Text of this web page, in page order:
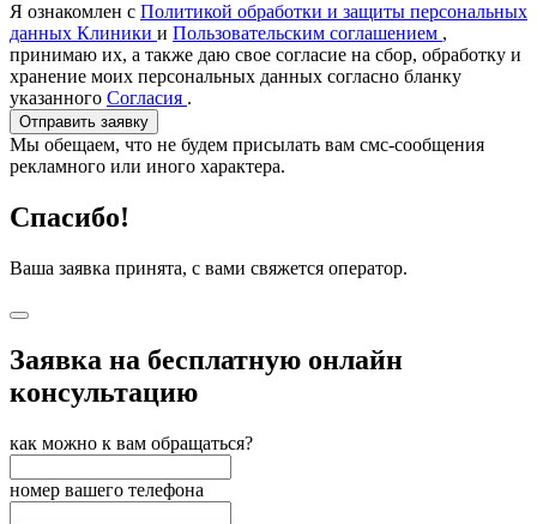
Я ознакомлен с Политикой обработки и защиты персональных
данных Клиники и Пользовательским соглашением ,
принимаю их, а также даю свое согласие на сбор, обработку и
хранение моих персональных данных согласно бланку
указанного Согласия .
Отправить заявку
Мы обещаем, что не будем присылать вам смс-сообщения
рекламного или иного характера.
Спасибо!
Ваша заявка принята, с вами свяжется оператор.
Заявка на бесплатную онлайн
консультацию
как можно к вам обращаться?
номер вашего телефона